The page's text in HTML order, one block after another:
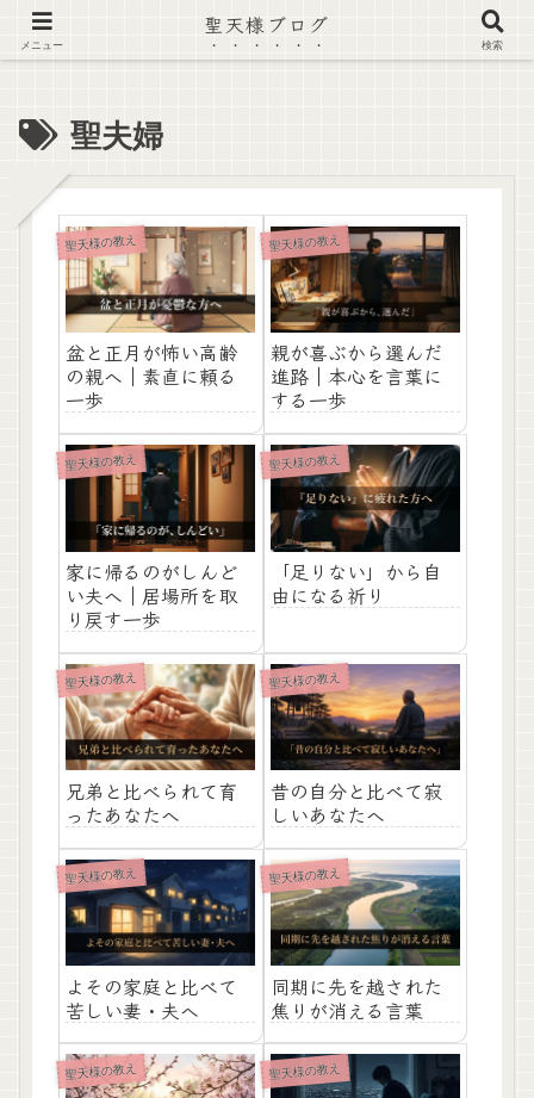
【注意喚起】偽サイト及び偽情報に注意 ▶確認する◀
聖夫婦
聖天様の教え
盆と正月が怖い高齢
の親へ｜素直に頼る
一歩
聖天様の教え
親が喜ぶから選んだ
進路｜本心を言葉に
する一歩
聖天様の教え
家に帰るのがしんど
い夫へ｜居場所を取
り戻す一歩
聖天様の教え
「足りない」から自
由になる祈り
聖天様の教え
兄弟と比べられて育
ったあなたへ
聖天様の教え
昔の自分と比べて寂
しいあなたへ
聖天様の教え
よその家庭と比べて
苦しい妻・夫へ
聖天様の教え
同期に先を越された
焦りが消える言葉
聖天様の教え 聖天様の教え
メニュー
聖天様ブログ
検索